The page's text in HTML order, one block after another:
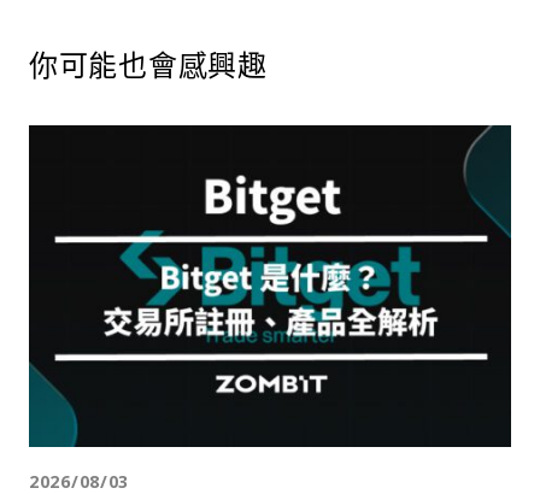
你可能也會感興趣
2026/08/03